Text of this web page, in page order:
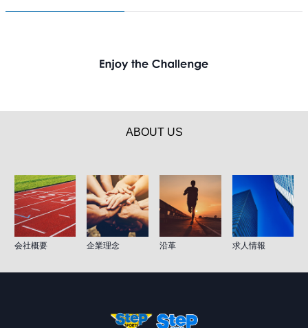
ABOUT US
会社概要 企業理念 沿革 求人情報